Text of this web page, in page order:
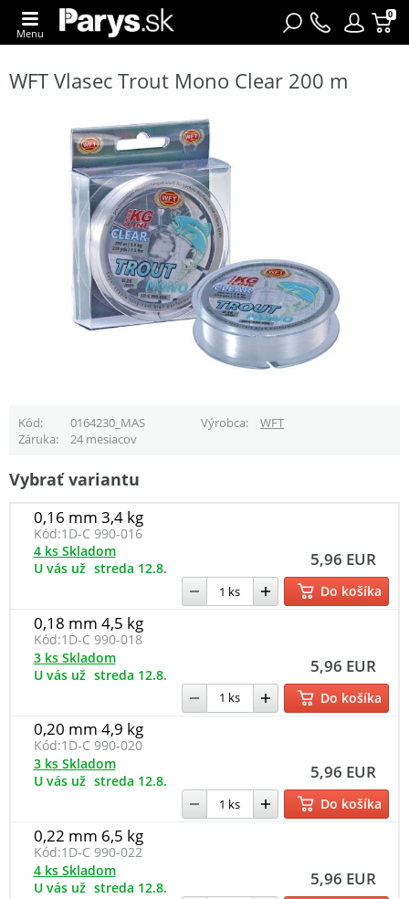
0
Menu
WFT Vlasec Trout Mono Clear 200 m
Kód 0164230_MAS Výrobca
WFT
Záruka
24 mesiacov
Vybrať variantu
0,16 mm 3,4 kg
Kód:1D-C 990-016
5,96 EUR
4 ks Skladom
U vás už streda 12.8.
Do košíka
0,18 mm 4,5 kg
Kód:1D-C 990-018
5,96 EUR
3 ks Skladom
U vás už streda 12.8.
Do košíka
0,20 mm 4,9 kg
Kód:1D-C 990-020
5,96 EUR
3 ks Skladom
U vás už streda 12.8.
Do košíka
0,22 mm 6,5 kg
Kód:1D-C 990-022
5,96 EUR
4 ks Skladom
U vás už streda 12.8.